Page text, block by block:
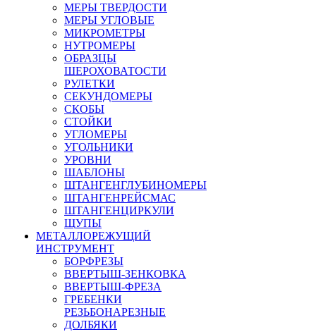
МЕРЫ ТВЕРДОСТИ
МЕРЫ УГЛОВЫЕ
МИКРОМЕТРЫ
НУТРОМЕРЫ
ОБРАЗЦЫ
ШЕРОХОВАТОСТИ
РУЛЕТКИ
СЕКУНДОМЕРЫ
СКОБЫ
СТОЙКИ
УГЛОМЕРЫ
УГОЛЬНИКИ
УРОВНИ
ШАБЛОНЫ
ШТАНГЕНГЛУБИНОМЕРЫ
ШТАНГЕНРЕЙСМАС
ШТАНГЕНЦИРКУЛИ
ЩУПЫ
МЕТАЛЛОРЕЖУЩИЙ
ИНСТРУМЕНТ
БОРФРЕЗЫ
ВВЕРТЫШ-ЗЕНКОВКА
ВВЕРТЫШ-ФРЕЗА
ГРЕБЕНКИ
РЕЗЬБОНАРЕЗНЫЕ
ДОЛБЯКИ